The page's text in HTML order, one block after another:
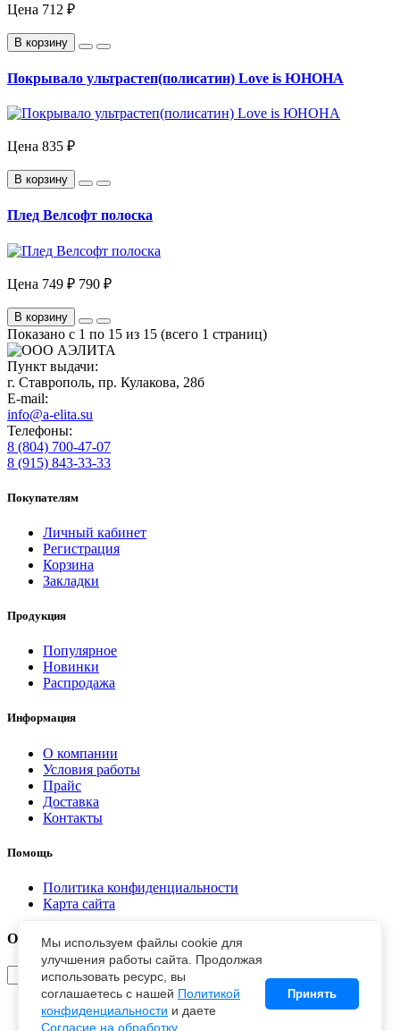
Цена 712 ₽
В корзину
Покрывало ультрастеп(полисатин) Love is ЮНОНА
Цена 835 ₽
В корзину
Плед Велсофт полоска
Цена 749 ₽ 790 ₽
В корзину
Показано с 1 по 15 из 15 (всего 1 страниц)
Пункт выдачи:
г. Ставрополь, пр. Кулакова, 28б
E-mail:
info@a-elita.su
Телефоны:
8 (804) 700-47-07
8 (915) 843-33-33
Покупателям
Личный кабинет
Регистрация
Корзина
Закладки
Продукция
Популярное
Новинки
Распродажа
Информация
О компании
Условия работы
Прайс
Доставка
Контакты
Помощь
Политика конфиденциальности
Карта сайта
Отправить заявку
Мы используем файлы cookie для
улучшения работы сайта. Продолжая
использовать ресурс, вы
соглашаетесь с нашей Политикой
конфиденциальности и даете
Согласие на обработку
Принять